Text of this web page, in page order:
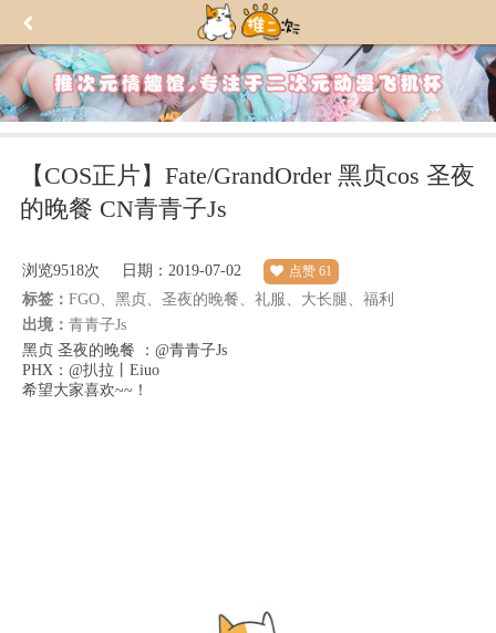
【COS正片】Fate/GrandOrder 黑贞cos 圣夜
的晚餐 CN青青子Js
浏览9518次 日期：2019-07-02 点赞 61
标签： FGO、黑贞、圣夜的晚餐、礼服、大长腿、福利
出境： 青青子Js
黑贞 圣夜的晚餐 ：@青青子Js
PHX：@扒拉丨Eiuo
希望大家喜欢~~！